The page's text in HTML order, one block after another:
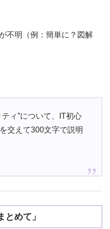
不明（例：簡単に？図解
ティ”について、IT初心
交えて300文字で説明
めて」